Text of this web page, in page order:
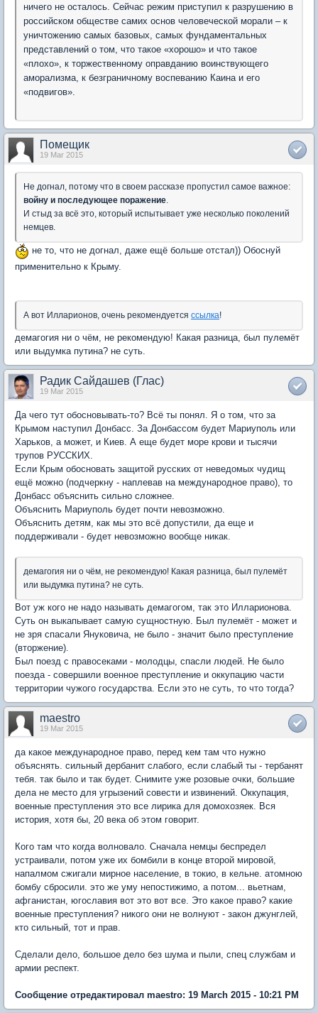
ничего не осталось. Сейчас режим приступил к разрушению в
российском обществе самих основ человеческой морали – к
уничтожению самых базовых, самых фундаментальных
представлений о том, что такое «хорошо» и что такое
«плохо», к торжественному оправданию воинствующего
аморализма, к безграничному воспеванию Каина и его
«подвигов».
Помещик
19 Mar 2015
Не догнал, потому что в своем рассказе пропустил самое важное:
войну и последующее поражение
И стыд за всё это, который испытывает уже несколько поколений
немцев.
не то, что не догнал, даже ещё больше отстал)) Обоснуй
применительно к Крыму.
А вот Илларионов, очень рекомендуется ссылка!
демагогия ни о чём, не рекомендую! Какая разница, был пулемёт
или выдумка путина? не суть.
Радик Сайдашев (Глас)
19 Mar 2015
Да чего тут обосновывать-то? Всё ты понял. Я о том, что за
Крымом наступил Донбасс. За Донбассом будет Мариуполь или
Харьков, а может, и Киев. А еще будет море крови и тысячи
трупов РУССКИХ.
Если Крым обосновать защитой русских от неведомых чудищ
ещё можно (подчеркну - наплевав на международное право), то
Донбасс объяснить сильно сложнее.
Объяснить Мариуполь будет почти невозможно.
Объяснить детям, как мы это всё допустили, да еще и
поддерживали - будет невозможно вообще никак.
демагогия ни о чём, не рекомендую! Какая разница, был пулемёт
или выдумка путина? не суть.
Вот уж кого не надо называть демагогом, так это Илларионова.
Суть он выкапывает самую сущностную. Был пулемёт - может и
не зря спасали Януковича, не было - значит было преступление
(вторжение).
Был поезд с правосеками - молодцы, спасли людей. Не было
поезда - совершили военное преступление и оккупацию части
территории чужого государства. Если это не суть, то что тогда?
maestro
19 Mar 2015
да какое международное право, перед кем там что нужно
объяснять. сильный дербанит слабого, если слабый ты - тербанят
тебя. так было и так будет. Снимите уже розовые очки, большие
дела не место для угрызений совести и извинений. Оккупация,
военные преступления это все лирика для домохозяек. Вся
история, хотя бы, 20 века об этом говорит.
Кого там что когда волновало. Сначала немцы беспредел
устраивали, потом уже их бомбили в конце второй мировой,
напалмом сжигали мирное население, в токио, в кельне. атомною
бомбу сбросили. это же уму непостижимо, а потом... вьетнам,
афганистан, югославия вот это вот все. Это какое право? какие
военные преступления? никого они не волнуют - закон джунглей,
кто сильный, тот и прав.
Сделали дело, большое дело без шума и пыли, спец службам и
армии респект.
Сообщение отредактировал maestro: 19 March 2015 - 10:21 PM